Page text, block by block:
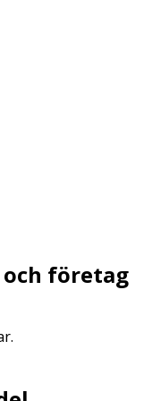
företag